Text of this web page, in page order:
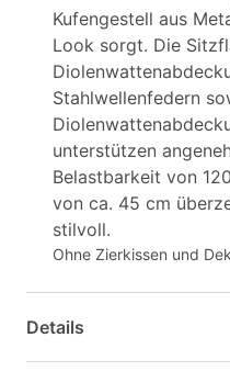
Kufengestell aus
Look sorgt. Die
Stahlwellenfedern
unterstützen
Belastbarkeit von
von ca. 45 cm
stilvoll.
Ohne Zierkissen und
Details